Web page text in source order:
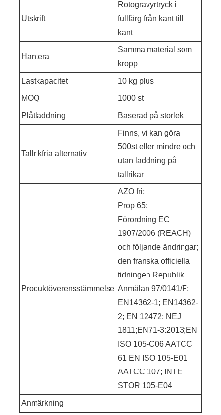
Utskrift
Rotogravyrtryck i
fullfärg från kant till
kant
Hantera
Samma material som
kropp
Lastkapacitet 10 kg plus
MOQ 1000 st
Plåtladdning Baserad på storlek
Tallrikfria alternativ
Finns, vi kan göra
500st eller mindre och
utan laddning på
tallrikar
Produktöverensstämmelse
AZO fri;
Prop 65;
Förordning EC
1907/2006 (REACH)
och följande ändringar;
den franska officiella
tidningen Republik.
Anmälan 97/0141/F;
EN14362-1; EN14362-
2; EN 12472; NEJ
1811;EN71-3:2013;EN
ISO 105-C06 AATCC
61 EN ISO 105-E01
AATCC 107; INTE
STOR 105-E04
Anmärkning